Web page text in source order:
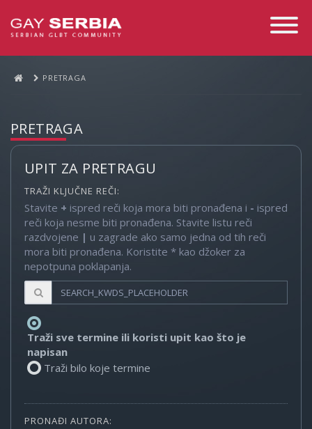
Toggle
PRETRAGA
PRETRAGA
UPIT ZA PRETRAGU
TRAŽI KLJUČNE REČI:
Stavite + ispred reči koja mora biti pronađena i - ispred
reči koja nesme biti pronađena. Stavite listu reči
razdvojene | u zagrade ako samo jedna od tih reči
mora biti pronađena. Koristite * kao džoker za
nepotpuna poklapanja.
Traži sve termine ili koristi upit kao što je
napisan
Traži bilo koje termine
PRONAĐI AUTORA: